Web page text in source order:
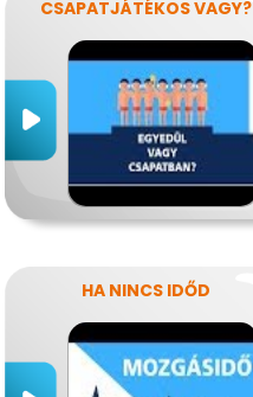
CSAPATJÁTÉKOS VAGY?
HA NINCS IDŐD